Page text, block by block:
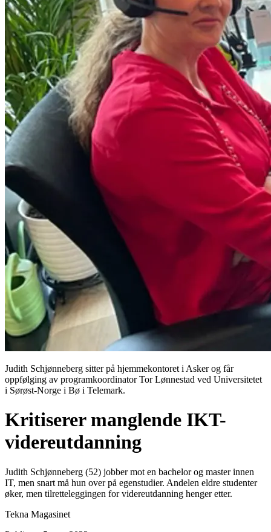
Judith Schjønneberg sitter på hjemmekontoret i Asker og får
oppfølging av programkoordinator Tor Lønnestad ved Universitetet
i Sørøst-Norge i Bø i Telemark.
Kritiserer manglende IKT-
videreutdanning
Judith Schjønneberg (52) jobber mot en bachelor og master innen
IT, men snart må hun over på egenstudier. Andelen eldre studenter
øker, men tilretteleggingen for videreutdanning henger etter.
Tekna Magasinet